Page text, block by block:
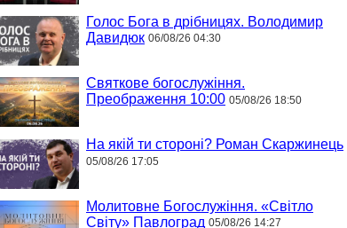
Голос Бога в дрібницях. Володимир
Давидюк 06/08/26 04:30
Святкове богослужіння.
Преображення 10:00 05/08/26 18:50
На якій ти стороні? Роман Скаржинець
05/08/26 17:05
Молитовне Богослужіння. «Світло
Світу» Павлоград 05/08/26 14:27